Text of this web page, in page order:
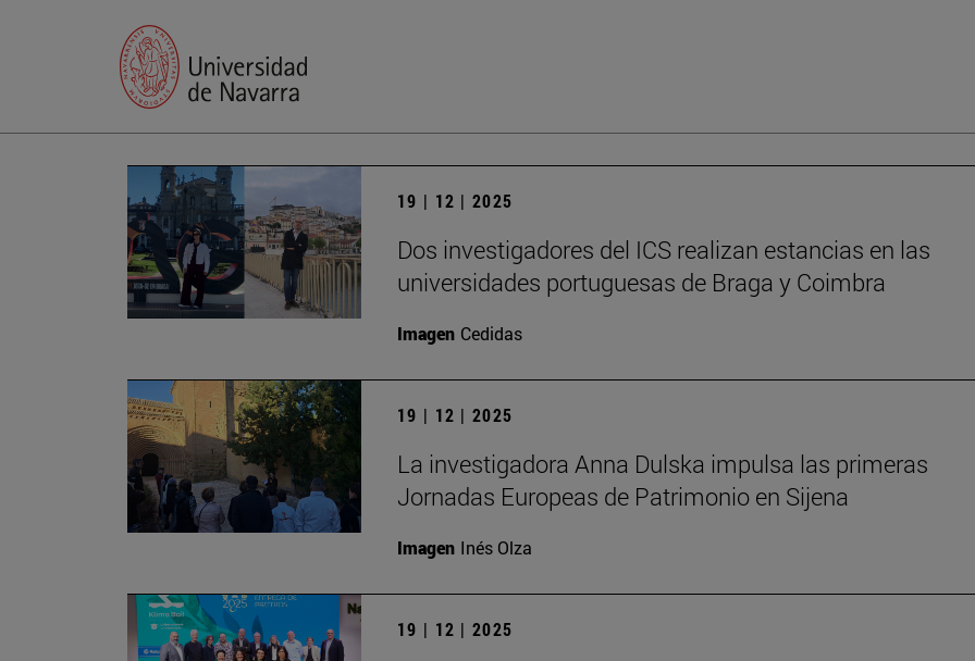
19 | 12 | 2025
Dos investigadores del ICS realizan estancias en las
universidades portuguesas de Braga y Coimbra
Imagen Cedidas
19 | 12 | 2025
La investigadora Anna Dulska impulsa las primeras
Jornadas Europeas de Patrimonio en Sijena
Imagen Inés Olza
19 | 12 | 2025